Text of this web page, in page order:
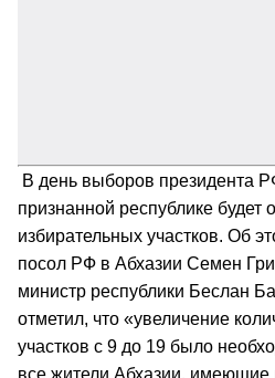
В день выборов президента
признанной республике будет
избирательных участков. Об
посол РФ в Абхазии Семен
министр республики Беслан
отметил, что «увеличение
участков с 9 до 19 было